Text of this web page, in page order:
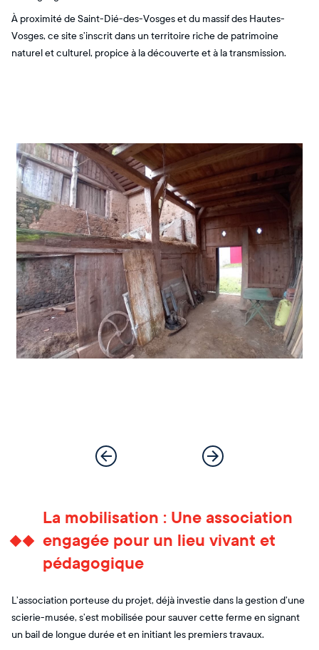
À proximité de Saint-Dié-des-Vosges et du massif des Hautes-
Vosges, ce site s’inscrit dans un territoire riche de patrimoine
naturel et culturel, propice à la découverte et à la transmission.
La mobilisation : Une association
engagée pour un lieu vivant et
pédagogique
L’association porteuse du projet, déjà investie dans la gestion d’une
scierie-musée, s’est mobilisée pour sauver cette ferme en signant
un bail de longue durée et en initiant les premiers travaux.